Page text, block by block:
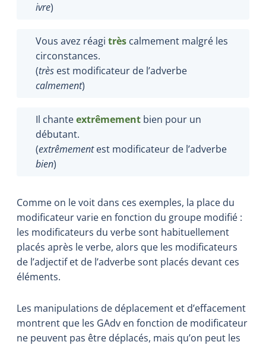
ivre)
Vous avez réagi très calmement malgré les
circonstances.
(très est modificateur de l’adverbe
calmement)
Il chanteextrêmement bien pour un
débutant.
(extrêmementest modificateur de l’adverbe
bien)
Comme on le voit dans ces exemples, la place du
modificateur varie en fonction du groupe modifié :
les modificateurs du verbe sont habituellement
placés après le verbe, alors que les modificateurs
de l’adjectif et de l’adverbe sont placés devant ces
éléments.
Les manipulations de déplacement et d’effacement
montrent que les GAdv en fonction de modificateur
ne peuvent pas être déplacés, mais qu’on peut les